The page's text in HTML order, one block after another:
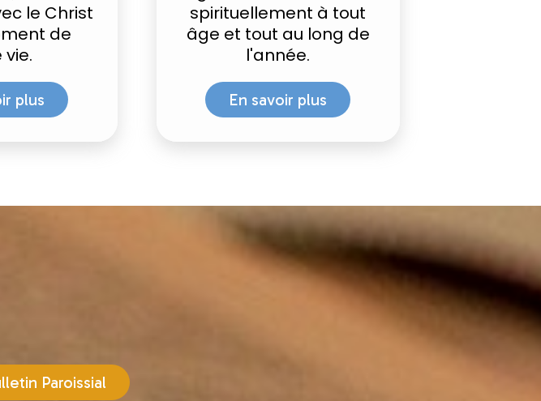
le Christ
de
plus
spirituellement à tout
âge et tout au long de
l'année.
En savoir plus
Paroissial